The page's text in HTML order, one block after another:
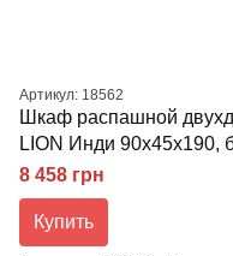
Артикул: 18562
Шкаф распашной
LION Инди 90х45х190,
8 458 грн
Купить